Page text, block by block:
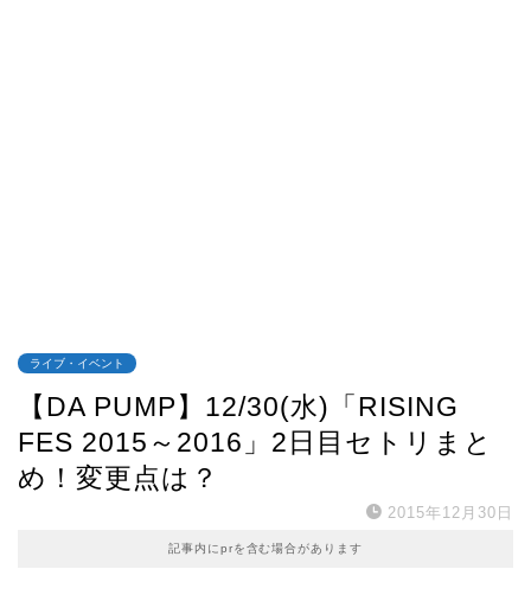
ライブ・イベント
【DA PUMP】12/30(水)「RISING
FES 2015～2016」2日目セトリまと
め！変更点は？
2015年12月30日
記事内にprを含む場合があります